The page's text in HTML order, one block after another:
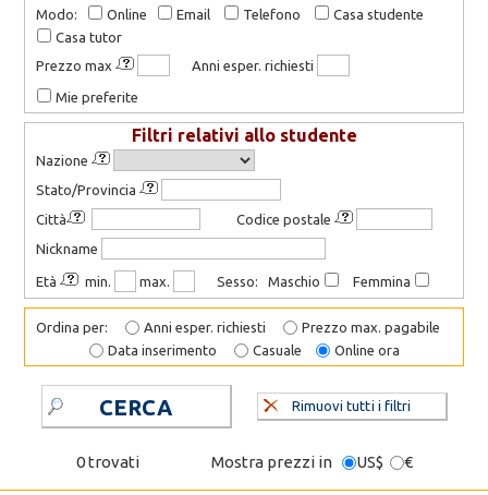
Modo: Online Email Telefono
Casa studente
Casa tutor
Prezzo max
Anni esper. richiesti
Mie preferite
Filtri relativi allo studente
Nazione
Stato/Provincia
Città
Codice postale
Nickname
Età min. max. Sesso: Maschio Femmina
Ordina per: Anni esper. richiesti
Prezzo max. pagabile
Data inserimento
Casuale Online ora
CERCA Rimuovi tutti i filtri
0 trovati Mostra prezzi in US$ €